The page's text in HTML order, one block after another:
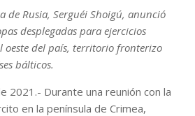
de Rusia, Serguéi Shoigú, anunció
desplegadas para ejercicios
oeste del país, territorio fronterizo
bálticos.
2021.- Durante una reunión con la
en la península de Crimea,